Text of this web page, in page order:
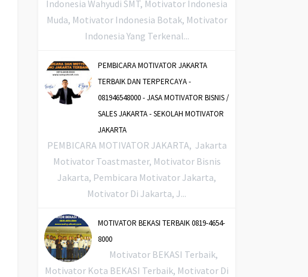
Indonesia Wahyudi SMT, Motivator Indonesia
Muda, Motivator Indonesia Botak, Motivator
Indonesia Yang Terkenal...
PEMBICARA MOTIVATOR JAKARTA
TERBAIK DAN TERPERCAYA -
081946548000 - JASA MOTIVATOR BISNIS /
SALES JAKARTA - SEKOLAH MOTIVATOR
JAKARTA
PEMBICARA MOTIVATOR JAKARTA, Jakarta
Motivator Toastmaster, Motivator Bisnis
Jakarta, Pembicara Motivator Jakarta,
Motivator Di Jakarta, J...
MOTIVATOR BEKASI TERBAIK 0819-4654-
8000
Motivator BEKASI Terbaik,
Motivator Kota BEKASI Terbaik, Motivator Di